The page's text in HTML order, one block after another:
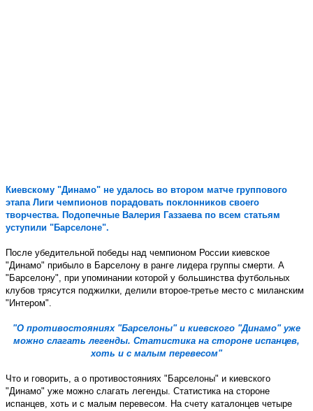
Киевскому "Динамо" не удалось во втором матче группового
этапа Лиги чемпионов порадовать поклонников своего
творчества. Подопечные Валерия Газзаева по всем статьям
уступили "Барселоне".
После убедительной победы над чемпионом России киевское
"Динамо" прибыло в Барселону в ранге лидера группы смерти. А
"Барселону", при упоминании которой у большинства футбольных
клубов трясутся поджилки, делили второе-третье место с миланским
"Интером".
"О противостояниях "Барселоны" и киевского "Динамо" уже
можно слагать легенды. Статистика на стороне испанцев,
хоть и с малым перевесом"
Что и говорить, а о противостояниях "Барселоны" и киевского
"Динамо" уже можно слагать легенды. Статистика на стороне
испанцев, хоть и с малым перевесом. На счету каталонцев четыре